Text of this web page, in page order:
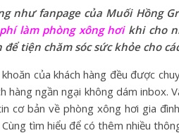
như fanpage của Muối Hồng
làm phòng xông hơikhi cho
tiện chăm sóc sức khỏe cho
của khách hàng đều được
hàng ngần ngại không dám inbox.
cơ bản về phòng xông hơi gia
tìm hiểu để có thêm nhiều